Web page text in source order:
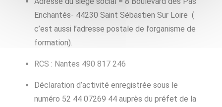
Enchantés- 44230 Saint Sébastien Sur Loire (
c’est aussi l’adresse postale de l’organisme de
formation).
RCS : Nantes 490 817 246
Déclaration d’activité enregistrée sous le
numéro 52 44 07269 44 auprès du préfet de la